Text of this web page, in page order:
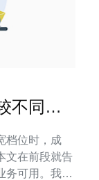
不同机
档位时，成
文在前段就告
务可用。我们